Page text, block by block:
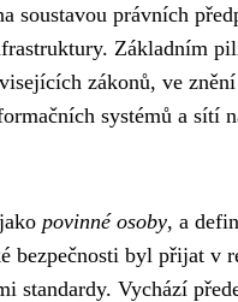
soustavou právních
Základním
zákonů, ve
systémů a sítí
povinné osoby, a
bezpečnosti byl přijat v
standardy. Vychází